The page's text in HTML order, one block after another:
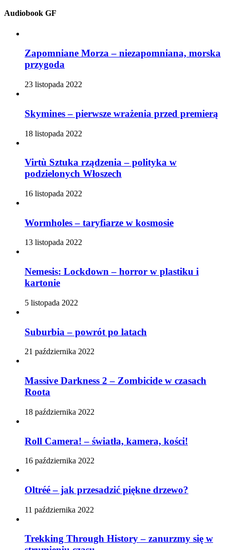
Audiobook GF
Zapomniane Morza – niezapomniana, morska
przygoda
23 listopada 2022
Skymines – pierwsze wrażenia przed premierą
18 listopada 2022
Virtù Sztuka rządzenia – polityka w
podzielonych Włoszech
16 listopada 2022
Wormholes – taryfiarze w kosmosie
13 listopada 2022
Nemesis: Lockdown – horror w plastiku i
kartonie
5 listopada 2022
Suburbia – powrót po latach
21 października 2022
Massive Darkness 2 – Zombicide w czasach
Roota
18 października 2022
Roll Camera! – światła, kamera, kości!
16 października 2022
Oltréé – jak przesadzić piękne drzewo?
11 października 2022
Trekking Through History – zanurzmy się w